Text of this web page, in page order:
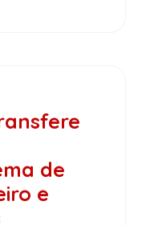
de
e